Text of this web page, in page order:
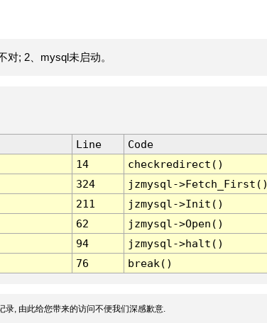
; 2、mysql未启动。
Line
Code
14
checkredirect()
324
jzmysql-
211
jzmysql->Init()
62
jzmysql->Open()
94
jzmysql->halt()
76 break()
录, 由此给您带来的访问不便我们深感歉意.